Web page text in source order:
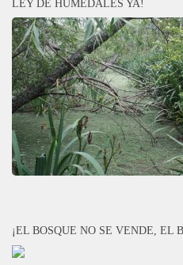
LEY DE HUMEDALES YA!
¡EL BOSQUE NO SE VENDE, EL